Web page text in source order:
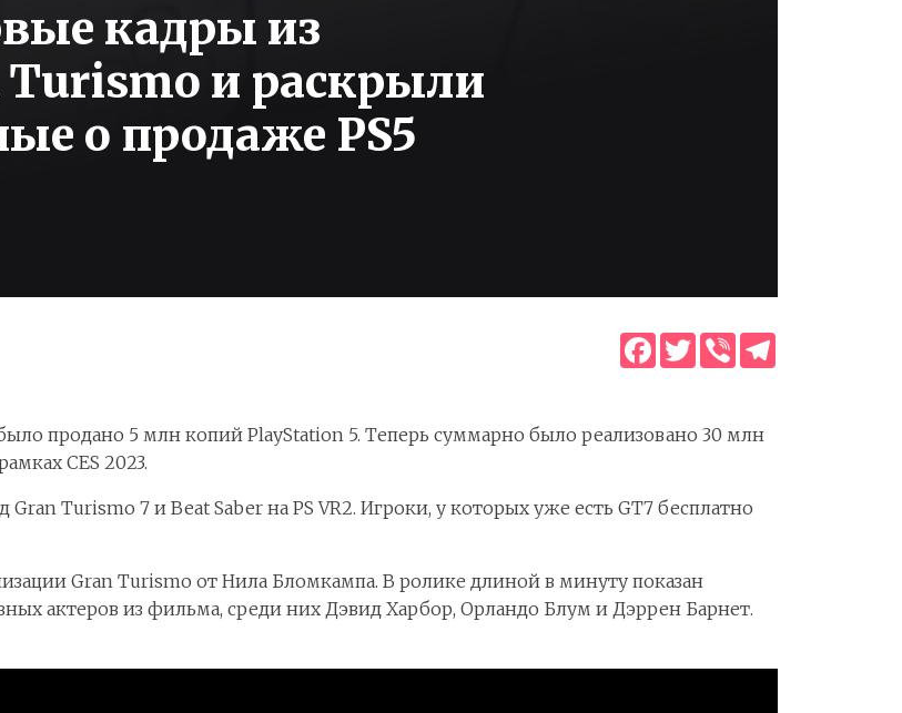
кадры из
Turismo и раскрыли
о продаже PS5
Facebook
TwitterViber
продано 5 млн копий PlayStation 5. Теперь суммарно было реализовано 30 млн
CES 2023.
Turismo 7 и Beat Saber на PS VR2. Игроки, у которых уже есть GT7 бесплатно
Gran Turismo от Нила Бломкампа. В ролике длиной в минуту показан
актеров из фильма, среди них Дэвид Харбор, Орландо Блум и Дэррен Барнет.